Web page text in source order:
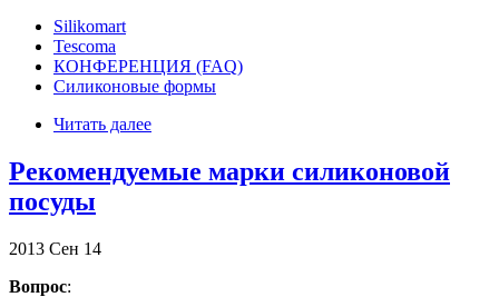
Silikomart
Tescoma
КОНФЕРЕНЦИЯ (FAQ)
Силиконовые формы
Читать далее
Рекомендуемые марки силиконовой
посуды
2013 Сен 14
Вопрос: